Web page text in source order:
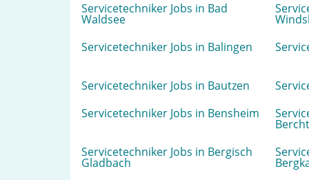
Servicetechniker Jobs in Bad
Waldsee
Servicetechniker Jobs in Balingen
Servicetechniker Jobs in Bautzen
Servicetechniker Jobs in Bensheim
Servicetechniker Jobs in Bergisch
Gladbach